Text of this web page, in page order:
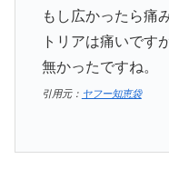
もし広かったら痛
トリアは痛いです
無かったですね。
引用元： ヤフー知恵袋